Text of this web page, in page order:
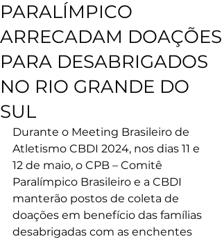
PARALÍMPICO
ARRECADAM DOAÇÕES
PARA DESABRIGADOS
NO RIO GRANDE DO
SUL
Durante o Meeting Brasileiro de
Atletismo CBDI 2024, nos dias 11 e
12 de maio, o CPB – Comitê
Paralímpico Brasileiro e a CBDI
manterão postos de coleta de
doações em benefício das famílias
desabrigadas com as enchentes